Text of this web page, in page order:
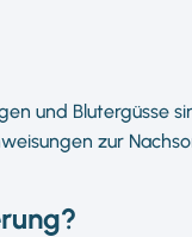
und Blutergüsse
zur